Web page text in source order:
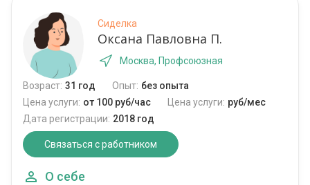
Сиделка
Оксана Павловна П.
Москва, Профсоюзная
Возраст: 31 год Опыт: без опыта
Цена услуги: от 100 руб/час Цена услуги: руб/мес
Дата регистрации: 2018 год
Связаться с работником
О себе